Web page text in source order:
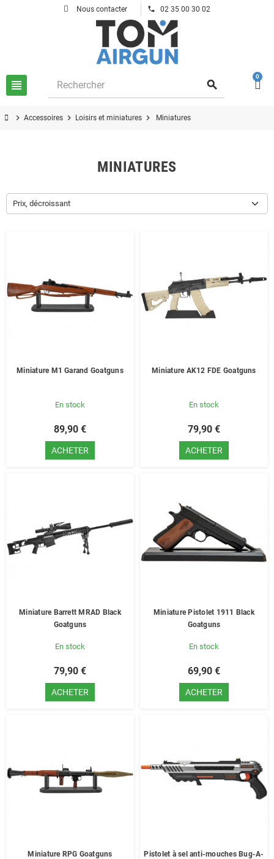
Nous contacter phone 02 35 00 30 02
view_headline search
0
chevron_right Accessoires chevron_right Loisirs et miniatures chevron_right Miniatures
MINIATURES
Prix, décroissant
Miniature M1 Garand Goatguns
En stock
89,90 €
ACHETER
Miniature AK12 FDE Goatguns
En stock
79,90 €
ACHETER
Miniature Barrett MRAD Black
Goatguns
En stock
79,90 €
ACHETER
Miniature Pistolet 1911 Black
Goatguns
En stock
69,90 €
ACHETER
Miniature RPG Goatguns
Pistolet à sel anti-mouches Bug-A-